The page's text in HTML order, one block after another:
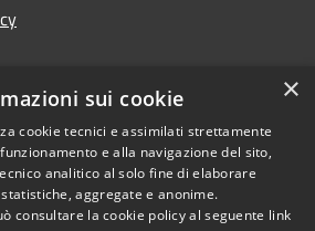
Copyright © 2026 • Comune di
×
sui cookie
cookie tecnici e assimilati strettamente
e alla navigazione del sito,
analitico al solo fine di elaborare
aggregate e anonime.
consultare la cookie policy al seguente link